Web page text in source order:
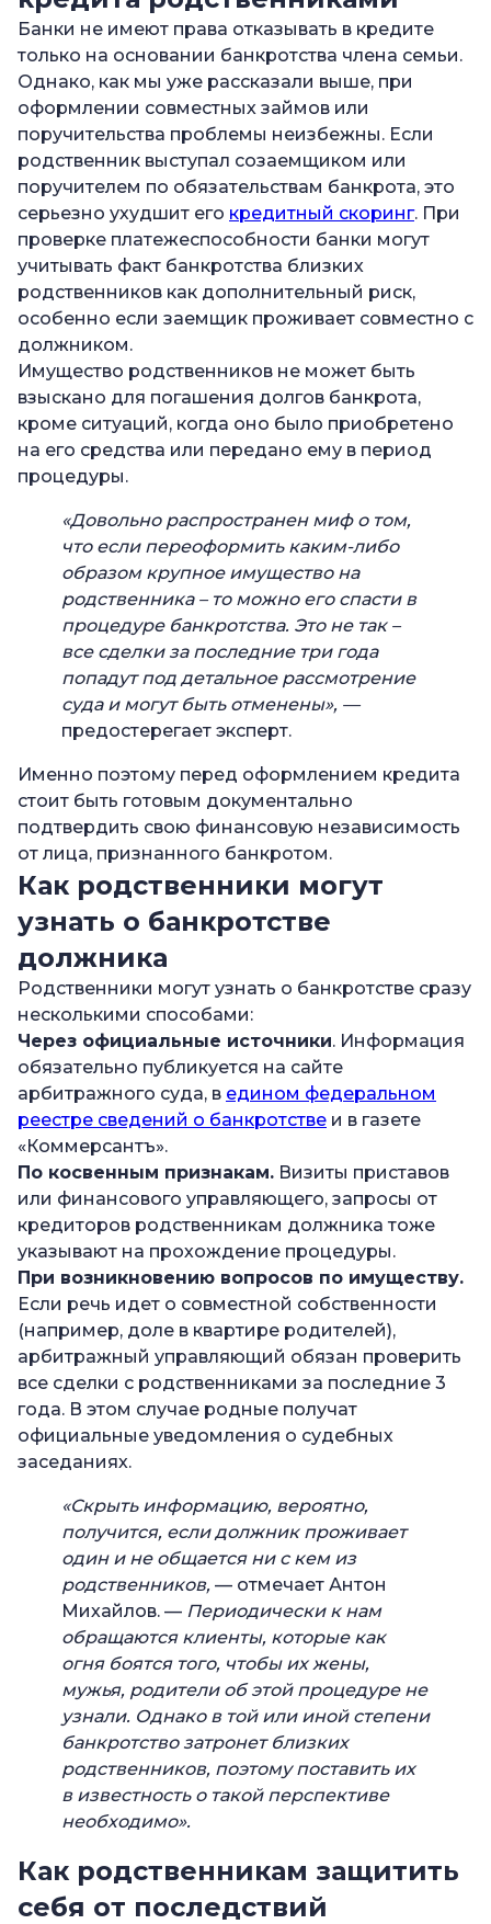
Банки не имеют права отказывать в кредите
только на основании банкротства члена семьи.
Однако, как мы уже рассказали выше, при
оформлении совместных займов или
поручительства проблемы неизбежны. Если
родственник выступал созаемщиком или
поручителем по обязательствам банкрота, это
серьезно ухудшит его кредитный скоринг. При
проверке платежеспособности банки могут
учитывать факт банкротства близких
родственников как дополнительный риск,
особенно если заемщик проживает совместно с
должником.
Имущество родственников не может быть
взыскано для погашения долгов банкрота,
кроме ситуаций, когда оно было приобретено
на его средства или передано ему в период
процедуры.
«Довольно распространен миф о том,
что если переоформить каким-либо
образом крупное имущество на
родственника – то можно его спасти в
процедуре банкротства. Это не так –
все сделки за последние три года
попадут под детальное рассмотрение
суда и могут быть отменены», —
предостерегает эксперт.
Именно поэтому перед оформлением кредита
стоит быть готовым документально
подтвердить свою финансовую независимость
от лица, признанного банкротом.
Как родственники могут
узнать о банкротстве
должника
Родственники могут узнать о банкротстве сразу
несколькими способами:
Через официальные источники. Информация
обязательно публикуется на сайте
арбитражного суда, в едином федеральном
реестре сведений о банкротстве и в газете
«Коммерсантъ».
По косвенным признакам. Визиты приставов
или финансового управляющего, запросы от
кредиторов родственникам должника тоже
указывают на прохождение процедуры.
При возникновению вопросов по имуществу.
Если речь идет о совместной собственности
(например, доле в квартире родителей),
арбитражный управляющий обязан проверить
все сделки с родственниками за последние 3
года. В этом случае родные получат
официальные уведомления о судебных
заседаниях.
«Скрыть информацию, вероятно,
получится, если должник проживает
один и не общается ни с кем из
родственников, — отмечает Антон
Михайлов. — Периодически к нам
обращаются клиенты, которые как
огня боятся того, чтобы их жены,
мужья, родители об этой процедуре не
узнали. Однако в той или иной степени
банкротство затронет близких
родственников, поэтому поставить их
в известность о такой перспективе
необходимо».
Как родственникам защитить
себя от последствий